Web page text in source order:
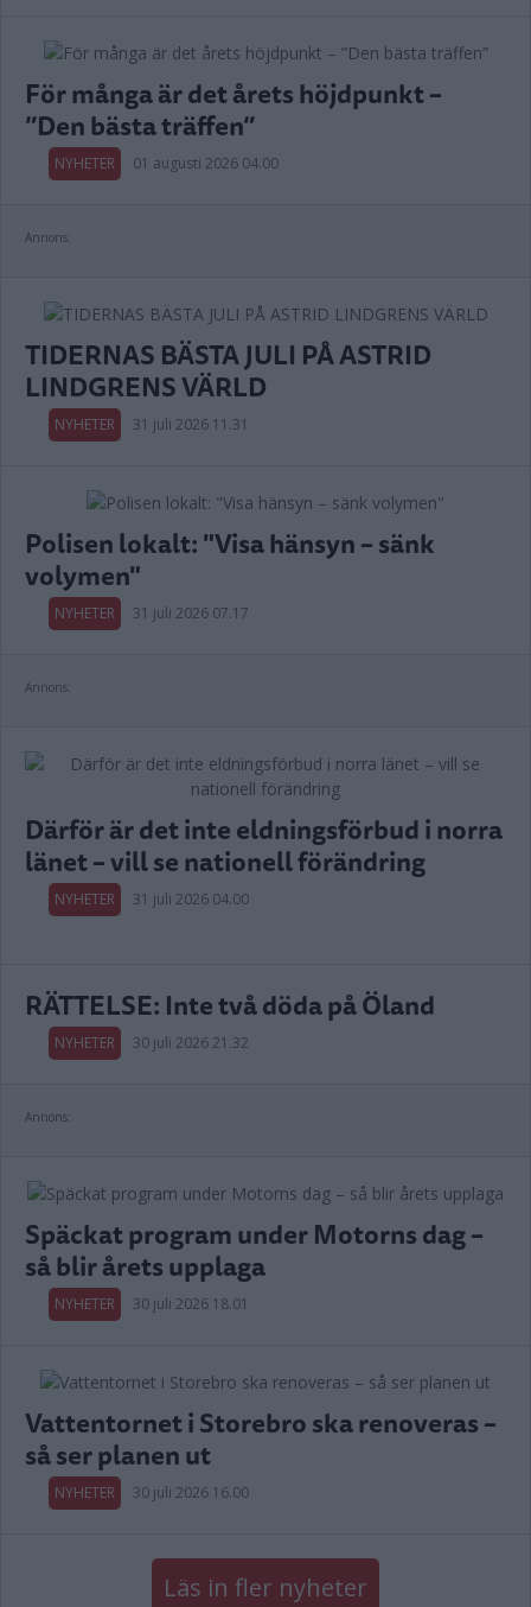
För många är det årets höjdpunkt –
”Den bästa träffen”
NYHETER 01 augusti 2026 04.00
Annons:
TIDERNAS BÄSTA JULI PÅ ASTRID
LINDGRENS VÄRLD
NYHETER 31 juli 2026 11.31
Polisen lokalt: "Visa hänsyn – sänk
volymen"
NYHETER 31 juli 2026 07.17
Annons:
Därför är det inte eldningsförbud i norra
länet – vill se nationell förändring
NYHETER 31 juli 2026 04.00
RÄTTELSE: Inte två döda på Öland
NYHETER 30 juli 2026 21.32
Annons:
Späckat program under Motorns dag –
så blir årets upplaga
NYHETER 30 juli 2026 18.01
Vattentornet i Storebro ska renoveras –
så ser planen ut
NYHETER 30 juli 2026 16.00
Läs in fler nyheter